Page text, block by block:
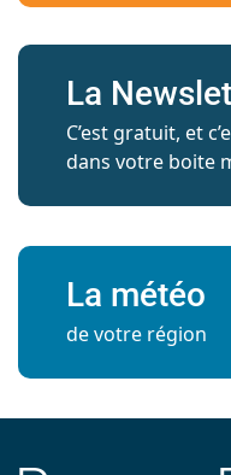
La
C’est gratuit, et
dans votre boite
La météo
de votre région